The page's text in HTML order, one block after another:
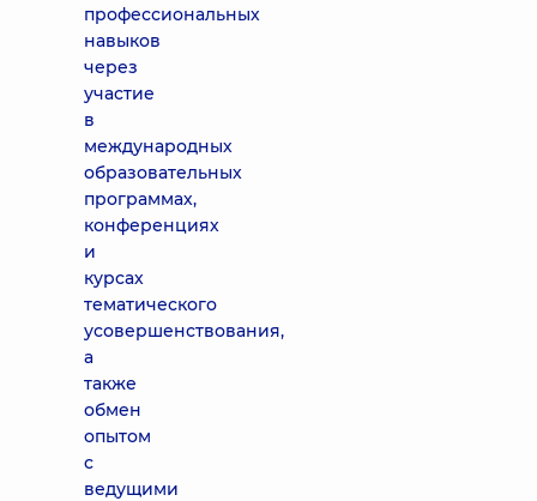
профессиональных
навыков
через
участие
в
международных
образовательных
программах,
конференциях
и
курсах
тематического
усовершенствования,
а
также
обмен
опытом
с
ведущими